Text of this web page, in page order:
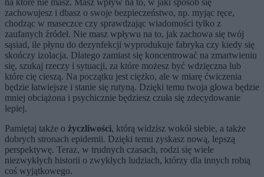
na które nie masz. Masz wpływ na to, w jaki sposób się
zachowujesz i dbasz o swoje bezpieczeństwo, np. myjąc ręce,
chodząc w maseczce czy sprawdzając wiadomości tylko z
zaufanych źródeł. Nie masz wpływu na to, jak zachowa się twój
sąsiad, ile płynu do dezynfekcji wyprodukuje fabryka czy kiedy się
skończy izolacja. Dlatego zamiast się koncentrować na zmartwieniu
się, szukaj rzeczy i sytuacji, za które możesz być wdzięczna lub
które cię cieszą. Na początku jest ciężko, ale w miarę ćwiczenia
będzie łatwiejsze i stanie się rutyną. Dzięki temu twoja głowa będzie
mniej obciążona i psychicznie będziesz czuła się zdecydowanie
lepiej.
Pamiętaj także o życzliwości, którą widzisz wokół siebie, a także
dobrych stronach epidemii. Dzięki temu zyskasz nową, lepszą
perspektywę. Teraz, w trudnych czasach, rodzi się wiele
niezwykłych historii o zwykłych ludziach, którzy dla innych robią
coś wyjątkowego.